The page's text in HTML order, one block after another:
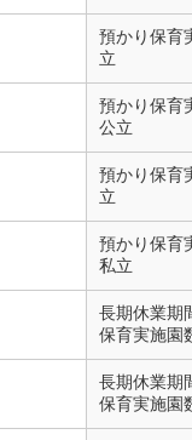
預かり保育
立
預かり保育
公立
預かり保育
立
預かり保育
私立
長期休業期
保育実施園
長期休業期
保育実施園